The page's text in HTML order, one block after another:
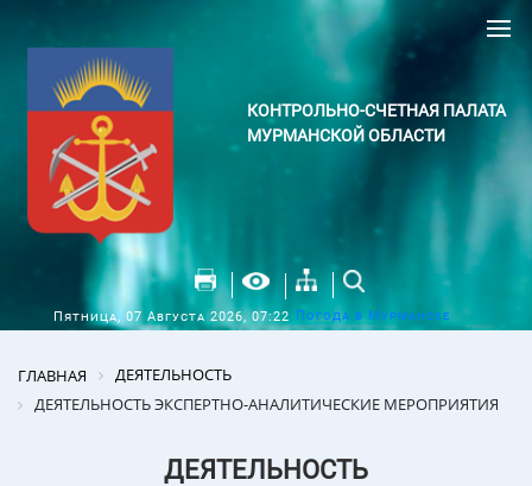
КОНТРОЛЬНО-СЧЕТНАЯ ПАЛАТА
МУРМАНСКОЙ ОБЛАСТИ
Пятница, 07 Августа 2026, 07:22 Погода в Мурманске
ГЛАВНАЯ
ДЕЯТЕЛЬНОСТЬ
ДЕЯТЕЛЬНОСТЬ ЭКСПЕРТНО-АНАЛИТИЧЕСКИЕ МЕРОПРИЯТИЯ
ДЕЯТЕЛЬНОСТЬ